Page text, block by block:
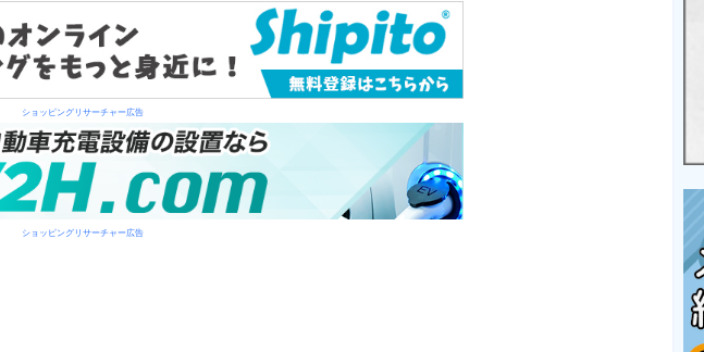
ショッピングリサーチャー広告
ショッピングリサーチャー広告